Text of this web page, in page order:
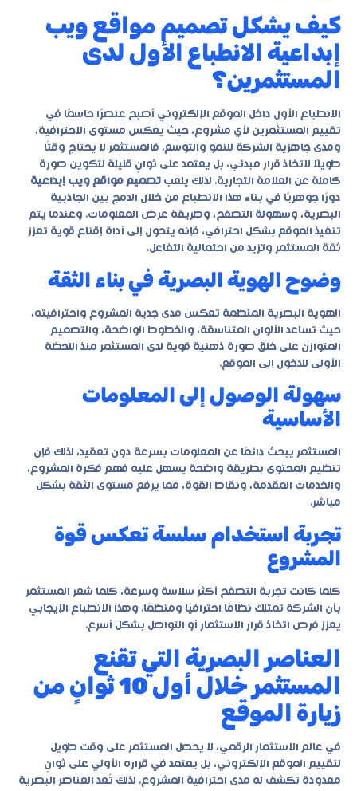
كيف يشكل تصميم مواقع ويب
إبداعية الانطباع الأول لدى
المستثمرين؟
الانطباع الأول داخل الموقع الإلكتروني أصبح عنصرًا حاسمًا في
تقييم المستثمرين لأي مشروع، حيث يعكس مستوى الاحترافية،
ومدى جاهزية الشركة للنمو والتوسع. فالمستثمر لا يحتاج وقتًا
طويلًا لاتخاذ قرار مبدئي، بل يعتمد على ثوانٍ قليلة لتكوين صورة
كاملة عن العلامة التجارية. لذلك يلعب تصميم مواقع ويب إبداعية
دورًا جوهريًا في بناء هذا الانطباع من خلال الدمج بين الجاذبية
البصرية، وسهولة التصفح، وطريقة عرض المعلومات. وعندما يتم
تنفيذ الموقع بشكل احترافي، فإنه يتحول إلى أداة إقناع قوية تعزز
ثقة المستثمر وتزيد من احتمالية التفاعل.
وضوح الهوية البصرية في بناء الثقة
الهوية البصرية المنظمة تعكس مدى جدية المشروع واحترافيته،
حيث تساعد الألوان المتناسقة، والخطوط الواضحة، والتصميم
المتوازن على خلق صورة ذهنية قوية لدى المستثمر منذ اللحظة
الأولى للدخول إلى الموقع.
سهولة الوصول إلى المعلومات
الأساسية
المستثمر يبحث دائمًا عن المعلومات بسرعة دون تعقيد، لذلك فإن
تنظيم المحتوى بطريقة واضحة يسهل عليه فهم فكرة المشروع،
والخدمات المقدمة، ونقاط القوة، مما يرفع مستوى الثقة بشكل
مباشر.
تجربة استخدام سلسة تعكس قوة
المشروع
كلما كانت تجربة التصفح أكثر سلاسة وسرعة، كلما شعر المستثمر
بأن الشركة تمتلك نظامًا احترافيًا ومنظمًا. وهذا الانطباع الإيجابي
يعزز فرص اتخاذ قرار الاستثمار أو التواصل بشكل أسرع.
العناصر البصرية التي تقنع
المستثمر خلال أول 10 ثوانٍ من
زيارة الموقع
في عالم الاستثمار الرقمي، لا يحصل المستثمر على وقت طويل
لتقييم الموقع الإلكتروني، بل يعتمد في قراره الأولي على ثوانٍ
معدودة تكشف له مدى احترافية المشروع. لذلك تُعد العناصر البصرية